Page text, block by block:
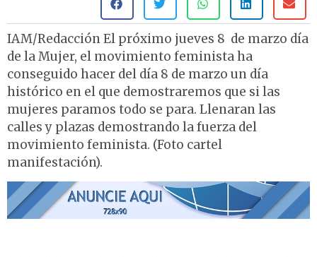
IAM/Redacción El próximo jueves 8 de marzo día
de la Mujer, el movimiento feminista ha
conseguido hacer del día 8 de marzo un día
histórico en el que demostraremos que si las
mujeres paramos todo se para. Llenaran las
calles y plazas demostrando la fuerza del
movimiento feminista. (Foto cartel
manifestación).